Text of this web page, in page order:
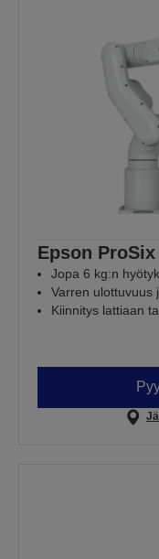
Epson ProSix
Jopa 6 kg:n
Varren ulottuvuus
Kiinnitys lattiaan